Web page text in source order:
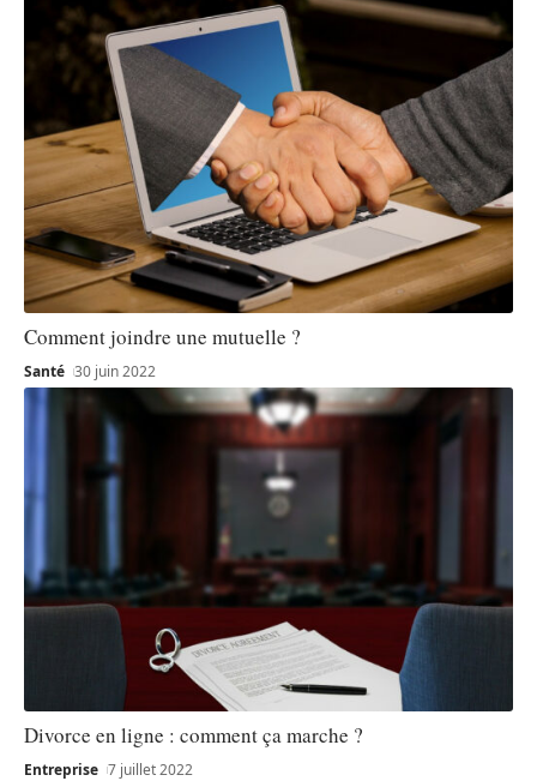
Comment joindre une mutuelle ?
Santé 30 juin 2022
Divorce en ligne : comment ça marche ?
Entreprise 7 juillet 2022